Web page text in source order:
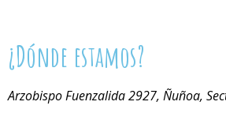
¿Dónde estamos?
Arzobispo Fuenzalida 2927, Ñuñoa,